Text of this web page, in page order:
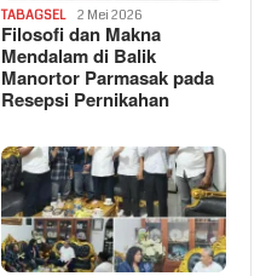
TABAGSEL 2 Mei 2026
Filosofi dan Makna
Mendalam di Balik
Manortor Parmasak pada
Resepsi Pernikahan